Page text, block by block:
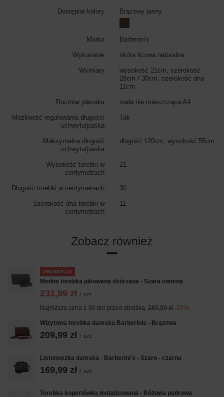
Dostępne kolory Brązowy jasny
Marka Barberini's
Wykonanie skóra licowa naturalna
Wymiary
wysokość 21cm, szerokość
28cm / 30cm, szerokość dna
11cm
Rozmiar plecaka mała nie mieszcząca A4
Możliwość regulowania długości
uchwytu/paska
Tak
Maksymalna długość
uchwytu/paska
długość 120cm; wysokość 55cm
Wysokość torebki w
centymetrach
21
Długość torebki w centymetrach 30
Szerokość dna torebki w
centymetrach
11
Zobacz również
PROMOCJA
Modna torebka pikowana skórzana - Szara ciemna
231,99 zł / szt.
Najniższa cena z 30 dni przed obniżką: 289,99 zł -20%
Wizytowa torebka damska Barberinis - Brązowa
209,99 zł / szt.
Listonoszka damska - Barberini's - Szaro - czarna
169,99 zł / szt.
Torebka kopertówka metalizowana - Różowa pudrowa